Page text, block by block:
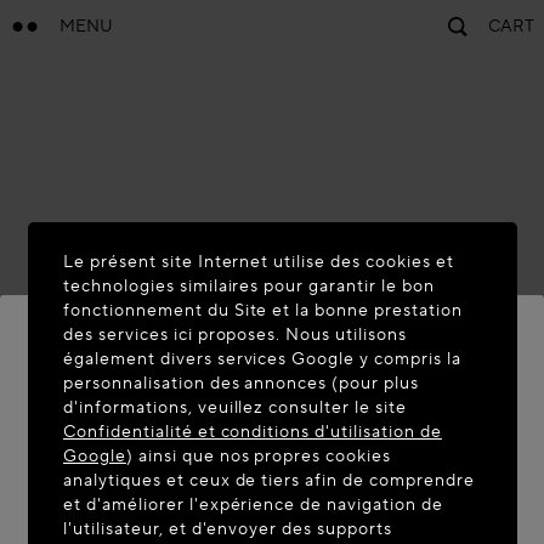
MENU CART
BIENVENUE SUR MAISON-
ALAIA.COM
Vous semblez être dans le pays suivant : United
States. Souhaitez-vous mettre à jour votre
localisation ?
Le présent site Internet utilise des cookies et
technologies similaires pour garantir le bon
fonctionnement du Site et la bonne prestation
des services ici proposes. Nous utilisons
également divers services Google y compris la
personnalisation des annonces (pour plus
d'informations, veuillez consulter le site
Confidentialité et conditions d'utilisation de
Google) ainsi que nos propres cookies
analytiques et ceux de tiers afin de comprendre
et d'améliorer l'expérience de navigation de
l'utilisateur, et d'envoyer des supports